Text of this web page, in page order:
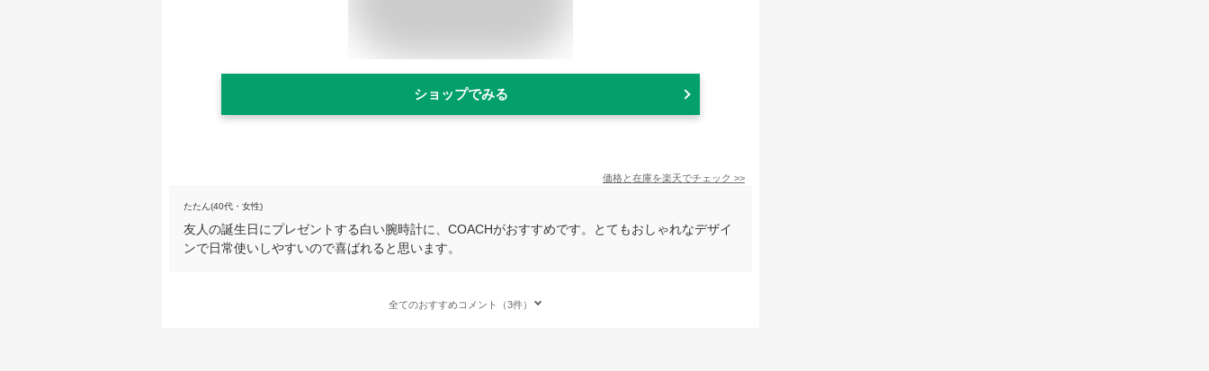
ショップでみる
価格と在庫を楽天でチェック >>
たたん(40代・女性)
友人の誕生日にプレゼントする白い腕時計に、COACHがおすすめです。とてもおしゃれなデザイ
ンで日常使いしやすいので喜ばれると思います。
全てのおすすめコメント（3件）